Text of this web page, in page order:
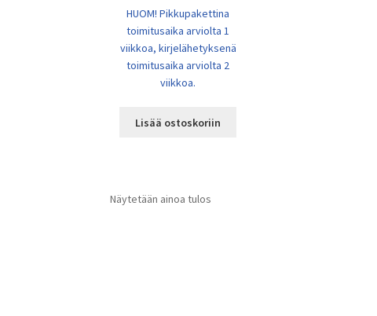
HUOM! Pikkupakettina
toimitusaika arviolta 1
viikkoa, kirjelähetyksenä
toimitusaika arviolta 2
viikkoa.
Lisää ostoskoriin
Näytetään ainoa tulos